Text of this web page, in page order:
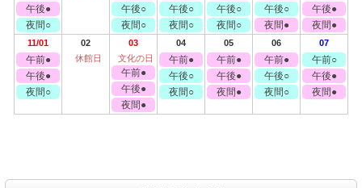
午後●
夜間○
午後○
夜間○
午後○
夜間○
午後○
夜間○
午後○
夜間●
午後●
夜間●
11/01
午前●
午後●
夜間○
02
休館日
03
文化の日
午前●
午後●
夜間●
04
午前●
午後○
夜間○
05
午前●
午後●
夜間●
06
午前●
午後○
夜間○
07
午前○
午後●
夜間●